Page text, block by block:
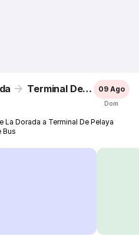
Terminal De Pelaya 09 Ago
Dom
La Dorada a Terminal De Pelaya
Bus